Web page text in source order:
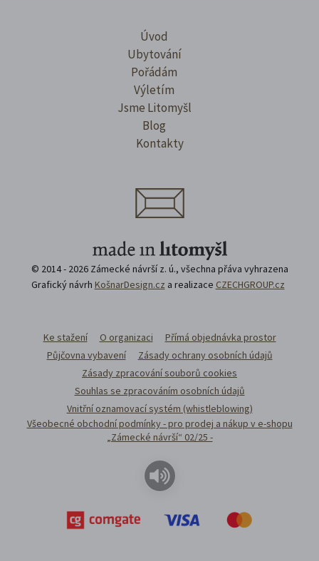
Úvod
Ubytování
Pořádám
Výletím
Jsme Litomyšl
Blog
Kontakty
© 2014 - 2026 Zámecké návrší z. ú., všechna přáva vyhrazena
Grafický návrh KošnarDesign.cz a realizace CZECHGROUP.cz
Ke stažení O organizaci
Přímá objednávka prostor
Půjčovna vybavení
Zásady ochrany osobních údajů
Zásady zpracování souborů cookies
Souhlas se zpracováním osobních údajů
Vnitřní oznamovací systém (whistleblowing)
Všeobecné obchodní podmínky - pro prodej a nákup v e-shopu
„Zámecké návrší“ 02/25 -